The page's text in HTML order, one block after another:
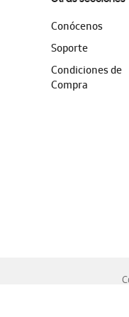
Conócenos
Soporte
Condiciones de
Compra